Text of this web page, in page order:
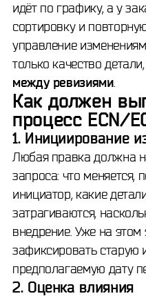
идёт по графику, а у
сортировку и
управление
только качество
между ревизиями.
Как должен
процесс ECN/
1. Инициирование
Любая правка должна
запроса: что меняется,
инициатор, какие
затрагиваются,
внедрение. Уже на этом
зафиксировать старую
предполагаемую дату
2. Оценка влияния